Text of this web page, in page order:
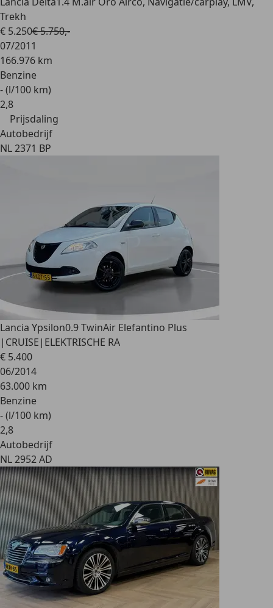
Trekh
€ 5.250€ 5.750,-
07/2011
166.976 km
Benzine
- (l/100 km)
2,8
Prijsdaling
Autobedrijf
NL 2371 BP
Lancia Ypsilon0.9 TwinAir Elefantino Plus
|CRUISE|ELEKTRISCHE RA
€ 5.400
06/2014
63.000 km
Benzine
- (l/100 km)
2,8
Autobedrijf
NL 2952 AD